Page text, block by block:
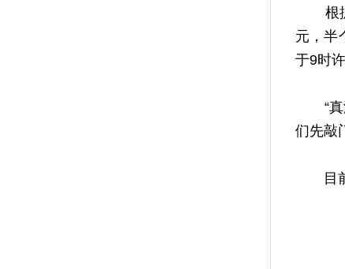
根据
元，半
于9时
“真没
们先敲
目前